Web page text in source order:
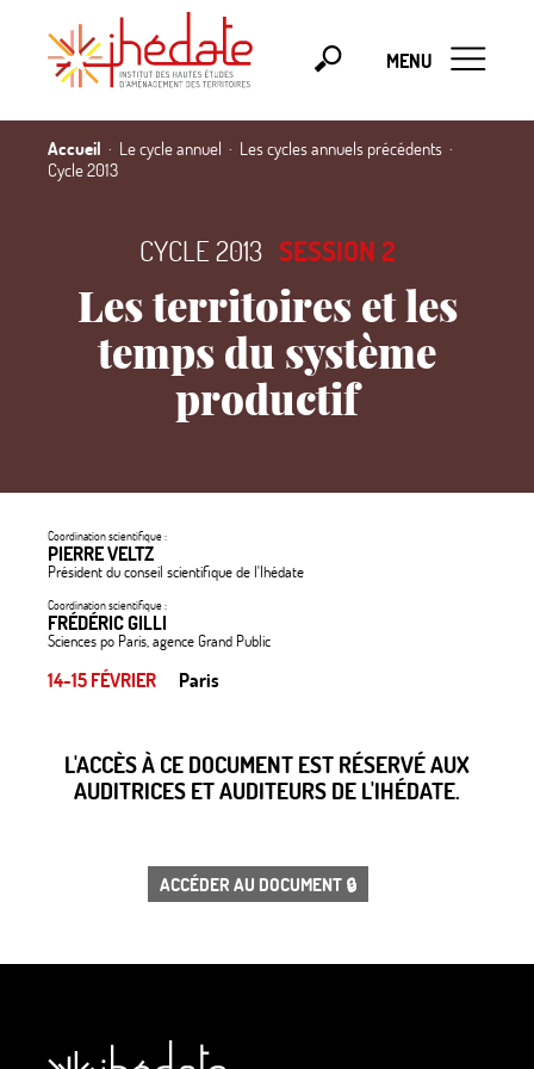
MENU
Accueil Le cycle annuel
Les cycles annuels précédents
Cycle 2013
CYCLE 2013· SESSION 2
Les territoires et les
temps du système
productif
Coordination scientifique :
PIERRE VELTZ
Président du conseil scientifique de l'Ihédate
Coordination scientifique :
FRÉDÉRIC GILLI
Sciences po Paris, agence Grand Public
14-15 FÉVRIER Paris
L'ACCÈS À CE DOCUMENT EST RÉSERVÉ AUX
AUDITRICES ET AUDITEURS DE L'IHÉDATE.
ACCÉDER AU DOCUMENT 🔒